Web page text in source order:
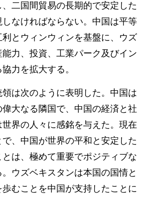
二国間貿易の長期的で安定した
なければならない。中国は平等
利とウィンウィンを基盤に、ウズ
力、投資、工業パーク及びイン
力を拡大する。
領は次のように表明した。中国は
大なる隣国で、中国の経済と社
界の人々に感銘を与えた。現在
、中国が世界の平和と安定した
は、極めて重要でポジティブな
ウズベキスタンは本国の国情と
むことを中国が支持したことに